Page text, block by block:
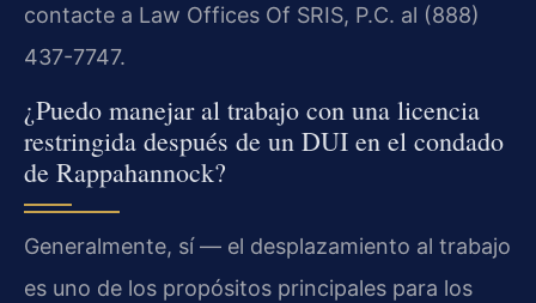
contacte a Law Offices Of SRIS, P.C. al (888)
437-7747.
¿Puedo manejar al trabajo con una licencia
restringida después de un DUI en el condado
de Rappahannock?
Generalmente, sí — el desplazamiento al trabajo
es uno de los propósitos principales para los